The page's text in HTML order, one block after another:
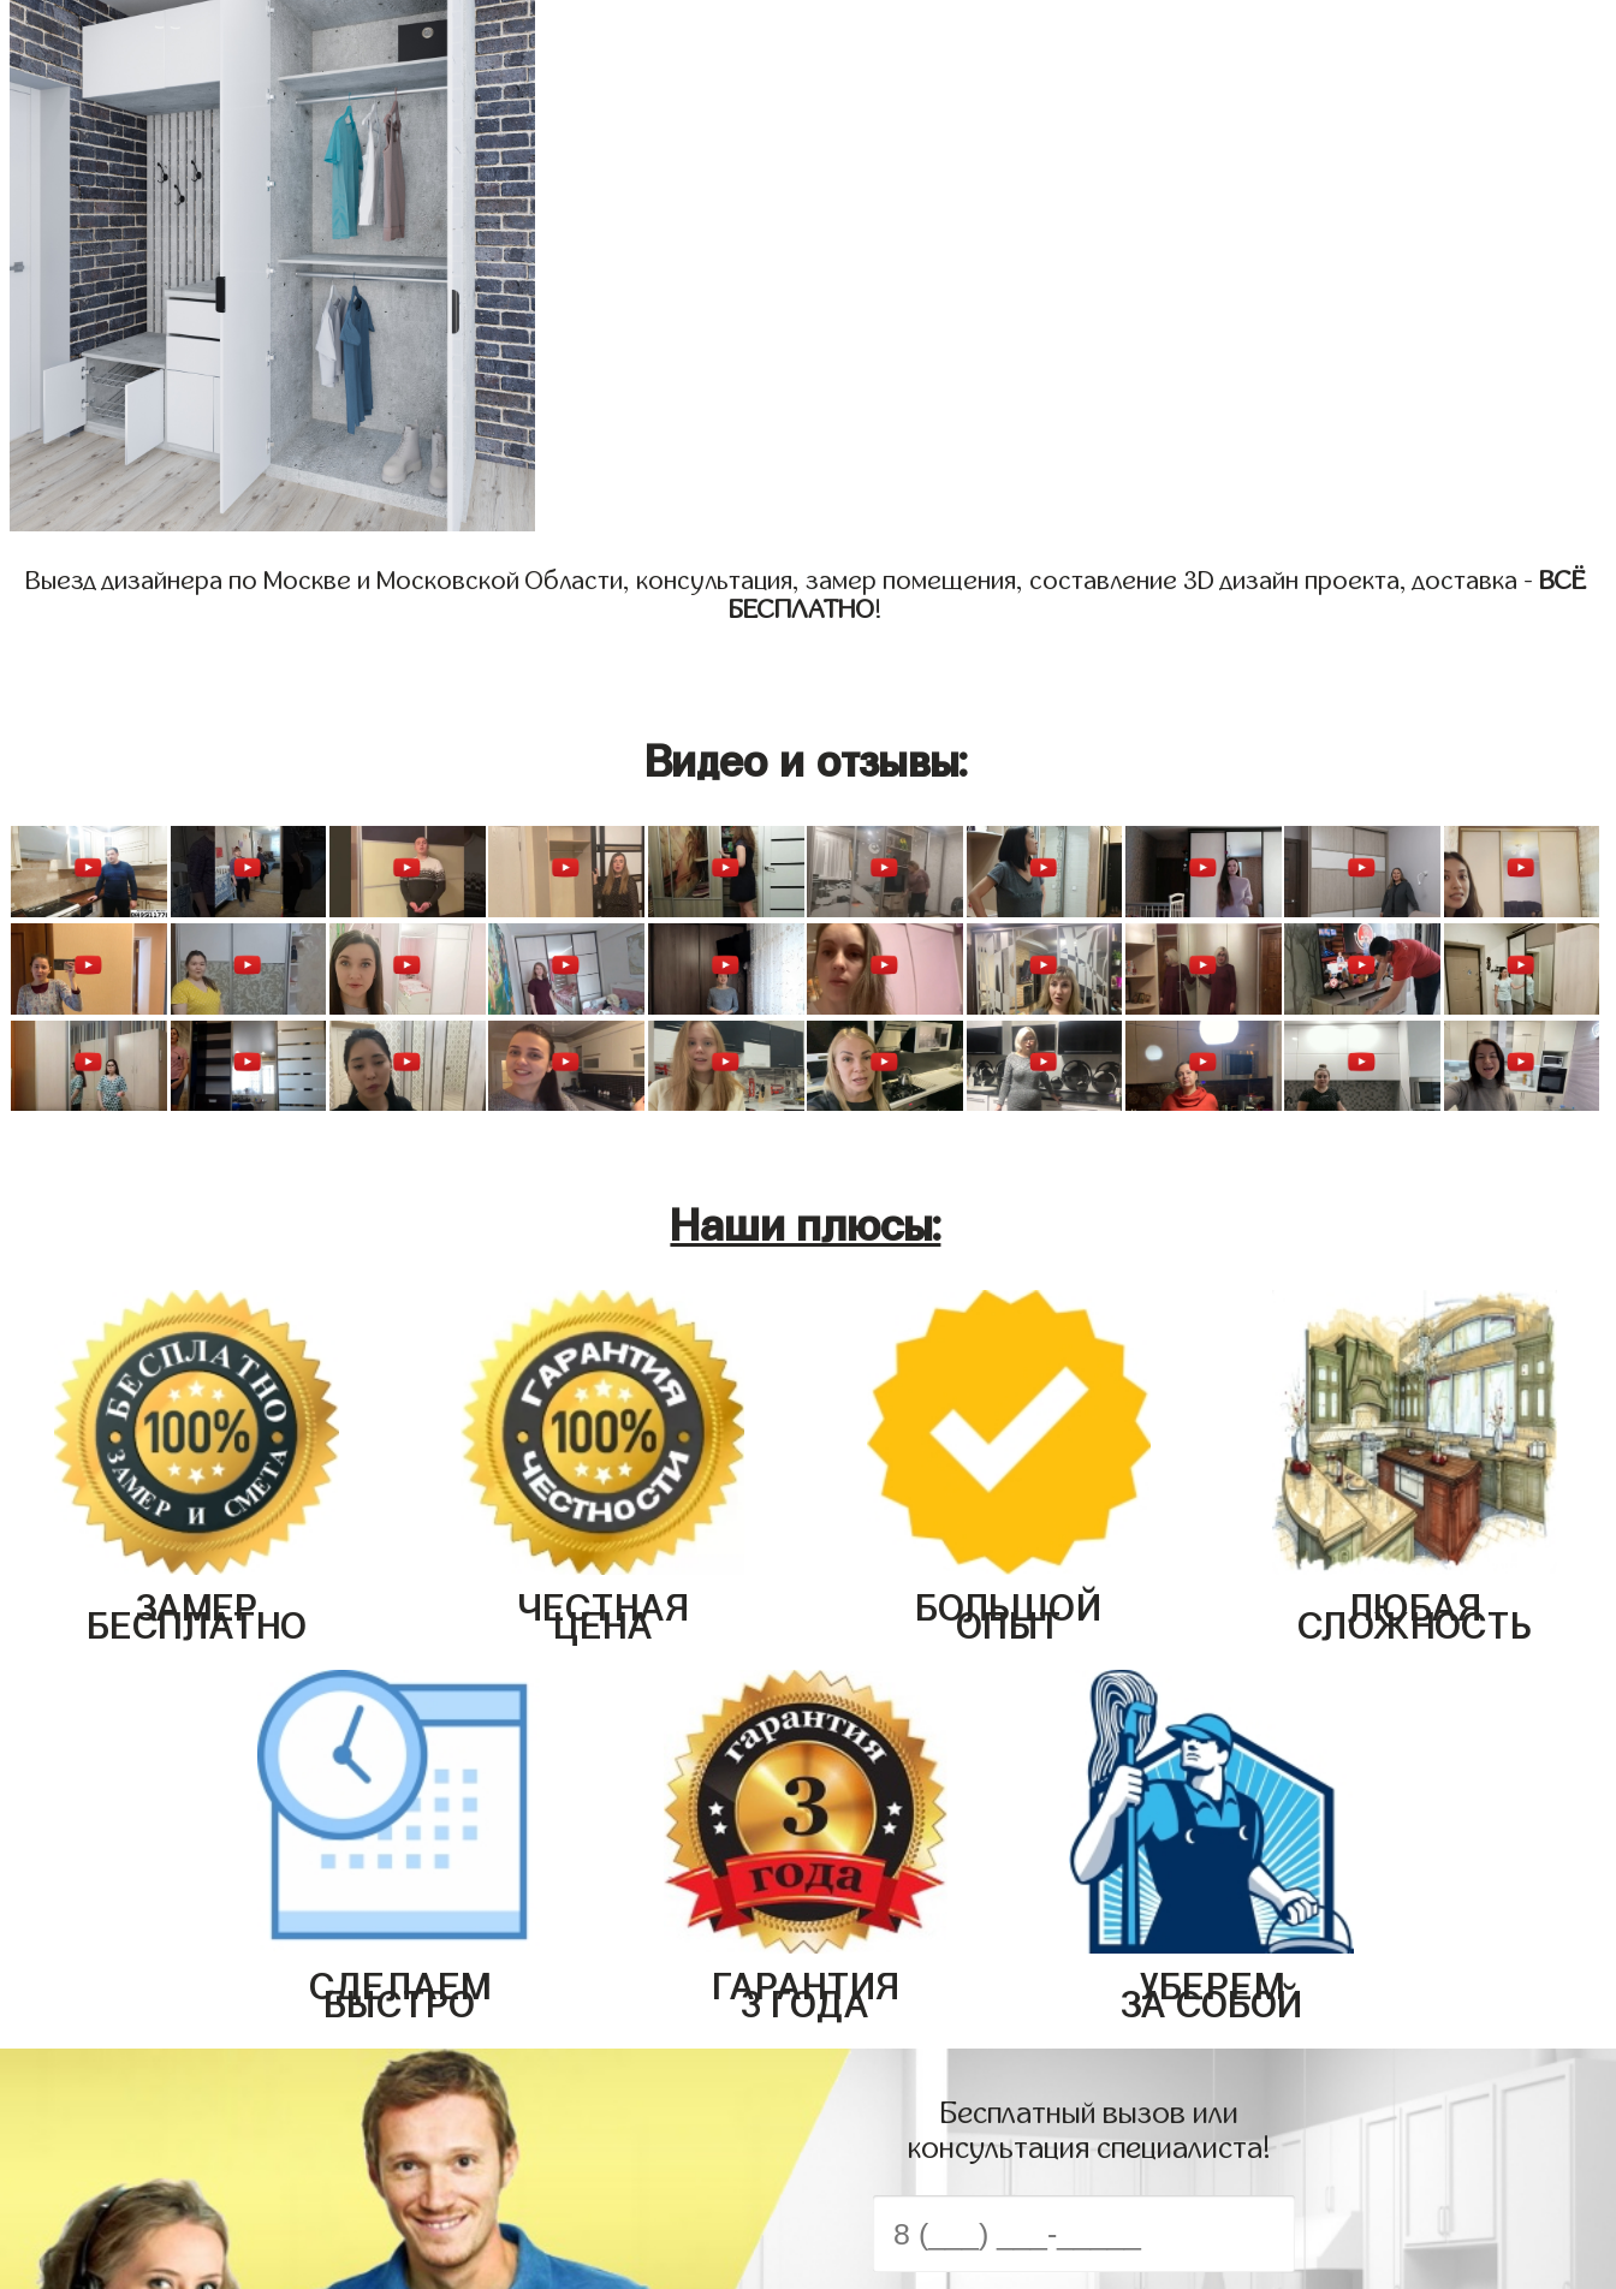
Выезд дизайнера по Москве и Московской Области, консультация, замер помещения, составление 3D дизайн проекта, доставка - ВСЁ
БЕСПЛАТНО!
Видео и отзывы:
Наши плюсы:
ЗАМЕР
БЕСПЛАТНО ЧЕСТНАЯ
ЦЕНА БОЛЬШОЙ
ОПЫТ ЛЮБАЯ
СЛОЖНОСТЬ
СДЕЛАЕМ
БЫСТРО ГАРАНТИЯ
3 ГОДА УБЕРЕМ
ЗА СОБОЙ
Бесплатный вызов или
консультация специалиста!